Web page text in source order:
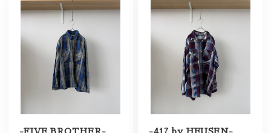
-FIVE BROTHER-
-417 by HEUSEN-